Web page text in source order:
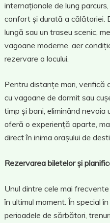
internaționale de lung
confort și durată a călătoriei.
lungă sau un traseu scenic,
vagoane moderne, aer
rezervare a locului.
Pentru distanțe mari, verifică
cu vagoane de dormit sau
timp și bani, eliminând nevoia
oferă o experiență aparte,
direct în inima orașului de
Rezervarea biletelor și
Unul dintre cele mai
în ultimul moment. În special
perioadele de sărbători,